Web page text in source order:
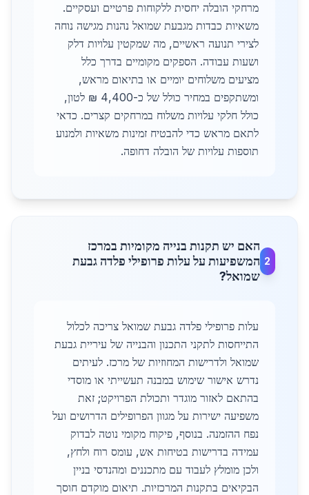
מרחקי הובלה יחסית ללקוחות פרטיים ועסקיים.
משאיות כבדות מגבעת שמואל נהנות מגישה נוחה
לצירי תנועה ראשיים, מה שמקטין עלויות דלק
ושעות עבודה. הספקים מקומיים בדרך כלל
מציעים משלוחים יומיים או בתיאום מראש,
ומשתקפים במחיר כולל של כ-4,400 ₪ לטון,
כולל חלקי עלויות משלוח במרחקים קצרים. כדאי
לתאם מראש כדי להבטיח זמינות משאיות ולמנוע
תוספות עלויות של הובלה דחופה.
2
האם יש תקנות בנייה מקומיות במרכז
המשפיעות על עלות פרופילי פלדה גבעת
שמואל?
עלות פרופילי פלדה גבעת שמואל צריכה לכלול
התייחסות לתקני התכנון והבנייה של עיריית גבעת
שמואל ולדרישות המחוזיות של מרכז. לעיתים
נדרש אישור שימוש במבנה תעשייתי או מוסדי
בהתאם לאזור מוגדר ותכולת הפרויקט; זאת
משפיעה ישירות על מגוון הפרופילים הדרושים ועל
נפח ההזמנה. בנוסף, פיקוח מקומי נוטה לבדוק
עמידה בדרישות בטיחות אש, עומס רוח ולחץ,
ולכן מומלץ לעבוד עם מתכננים ומהנדסי בניין
הבקיאים בתקנות המרכזיות. תיאום מוקדם חוסך